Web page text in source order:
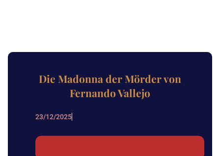
Die Madonna der Mörder von
Fernando Vallejo
23/12/2025